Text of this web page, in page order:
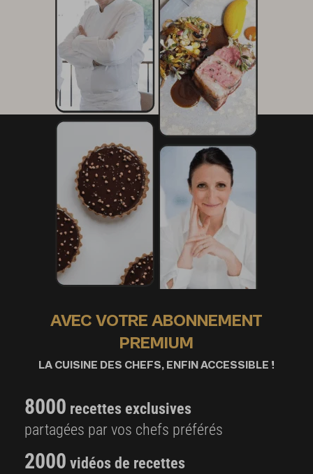
AVEC VOTRE ABONNEMENT
PREMIUM
LA CUISINE DES CHEFS, ENFIN ACCESSIBLE !
8000 recettes exclusives
partagées par vos chefs préférés
2000 vidéos de recettes